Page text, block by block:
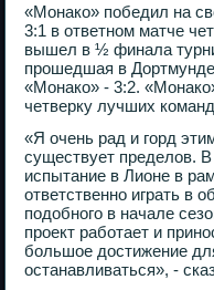
«Монако» победил на
3:1 в ответном матче
вышел в ½ финала
прошедшая в
«Монако» - 3:2.
четверку лучших
«Я очень рад и горд
существует пределов.
испытание в Лионе в
ответственно играть в
подобного в начале
проект работает и
большое достижение
останавливаться», -